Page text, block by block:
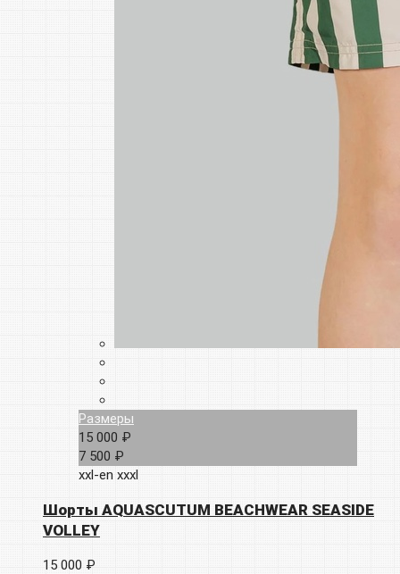
Размеры
15 000 ₽
7 500 ₽
xxl-en xxxl
Шорты AQUASCUTUM BEACHWEAR SEASIDE
VOLLEY
15 000 ₽